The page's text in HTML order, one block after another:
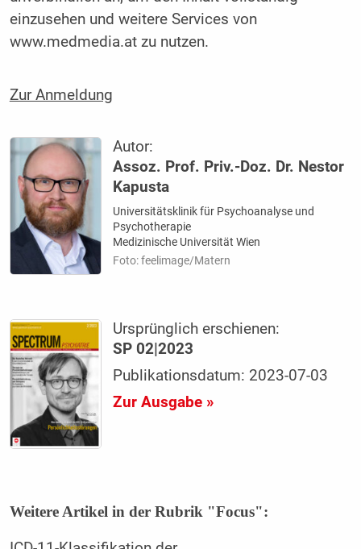
einzusehen und weitere Services von
www.medmedia.at zu nutzen.
Zur Anmeldung
Autor:
Assoz. Prof. Priv.-Doz. Dr. Nestor
Kapusta
Universitätsklinik für Psychoanalyse und
Psychotherapie
Medizinische Universität Wien
Foto: feelimage/Matern
Ursprünglich erschienen:
SP 02|2023
Publikationsdatum: 2023-07-03
Zur Ausgabe »
Weitere Artikel in der Rubrik "Focus":